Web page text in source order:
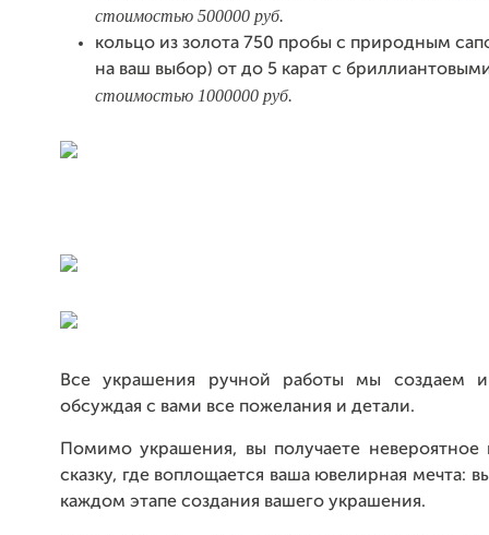
стоимостью 500000 руб.
кольцо из золота 750 пробы с природным
на ваш выбор) от до 5 карат с
стоимостью 1000000 руб.
Все украшения ручной работы мы создаем
обсуждая с вами все пожелания и детали.
Помимо украшения, вы получаете невероятное
сказку, где воплощается ваша ювелирная мечта:
каждом этапе создания вашего украшения.